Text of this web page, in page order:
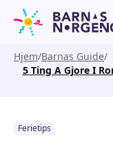
Hjem Barnas Guide
5 Ting A Gjore I
Ferietips